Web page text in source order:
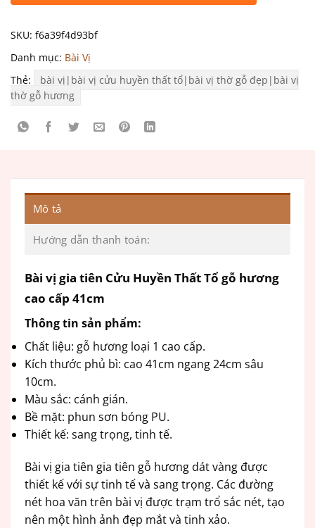
SKU: f6a39f4d93bf
Danh mục: Bài Vị
Thẻ:
bài vị|bài vị cửu huyền thất tổ|bài vị thờ gỗ đẹp|bài vị
thờ gỗ hương
Mô tả
Hướng dẫn thanh toán:
Bài vị gia tiên Cửu Huyền Thất Tổ gỗ hương
cao cấp 41cm
Thông tin sản phẩm:
Chất liệu: gỗ hương loại 1 cao cấp.
Kích thước phủ bì: cao 41cm ngang 24cm sâu
10cm.
Màu sắc: cánh gián.
Bề mặt: phun sơn bóng PU.
Thiết kế: sang trọng, tinh tế.
Bài vị gia tiên gia tiên gỗ hương dát vàng được
thiết kế với sự tinh tế và sang trọng. Các đường
nét hoa văn trên bài vị được trạm trổ sắc nét, tạo
nên một hình ảnh đẹp mắt và tinh xảo.